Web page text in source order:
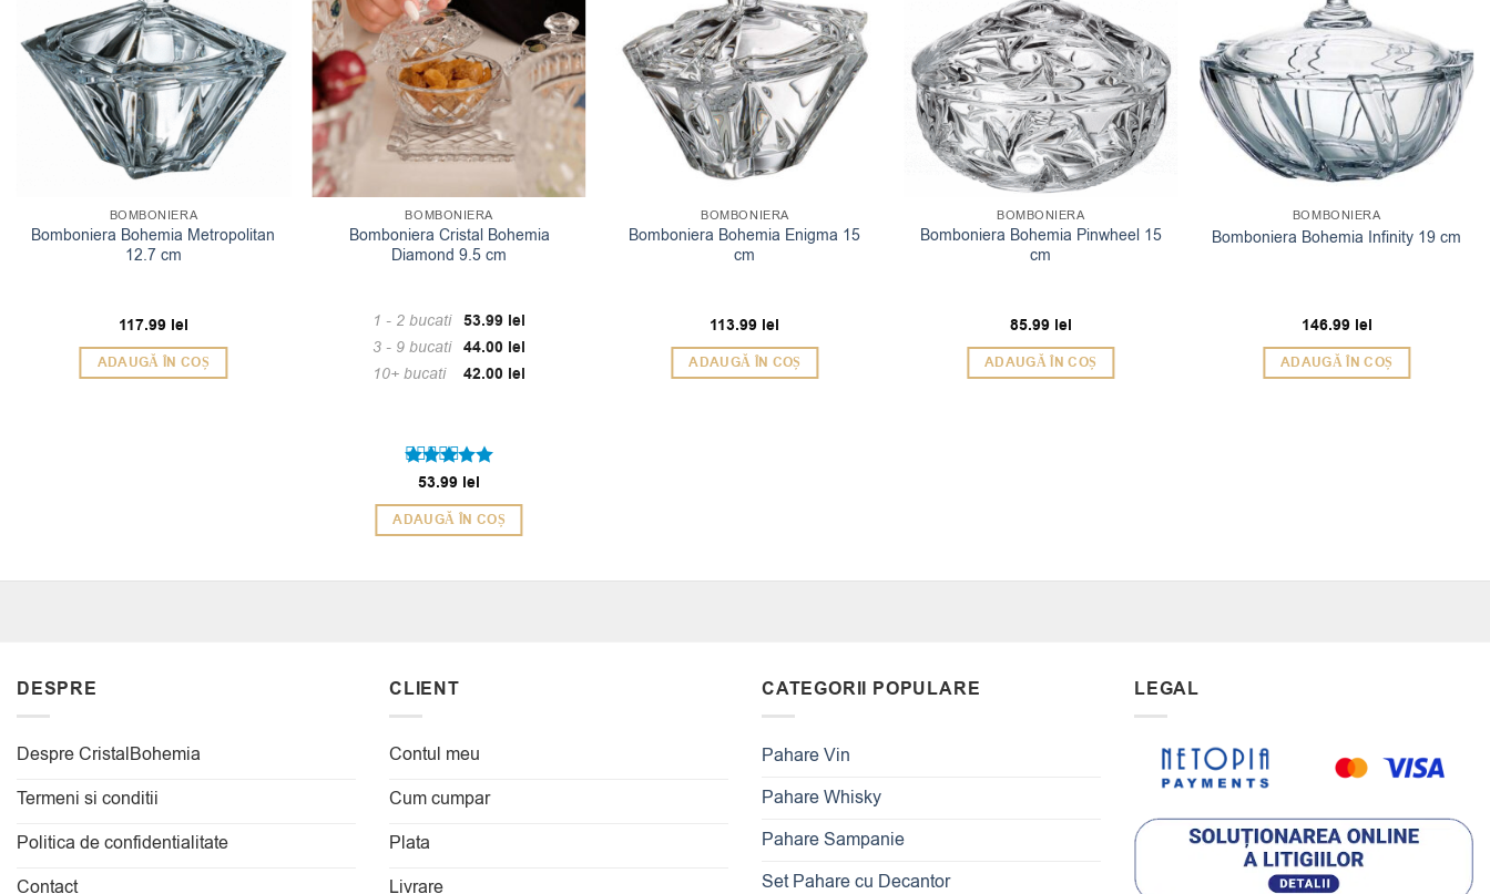
BOMBONIERA
Bomboniera Bohemia Metropolitan
12.7 cm
117.99 lei
ADAUGĂ ÎN COȘ
BOMBONIERA
Bomboniera Cristal Bohemia
Diamond 9.5 cm
1 - 2bucati 53.99 lei
3 - 9 bucati 44.00 lei
10+ bucati 42.00 lei
Evaluat la
5
53.99 lei
ADAUGĂ ÎN COȘ
BOMBONIERA
Bomboniera Bohemia Enigma 15
cm
113.99 lei
ADAUGĂ ÎN COȘ
BOMBONIERA
Bomboniera Bohemia Pinwheel 15
cm
85.99 lei
ADAUGĂ ÎN COȘ
BOMBONIERA
Bomboniera Bohemia Infinity 19 cm
146.99 lei
ADAUGĂ ÎN COȘ
DESPRE
Despre CristalBohemia
Termeni si conditii
Politica de confidentialitate
Contact
CLIENT
Contul meu
Cum cumpar
Plata
Livrare
CATEGORII POPULARE
Pahare Vin
Pahare Whisky
Pahare Sampanie
Set Pahare cu Decantor
LEGAL